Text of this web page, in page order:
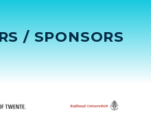
/ SPONSORS